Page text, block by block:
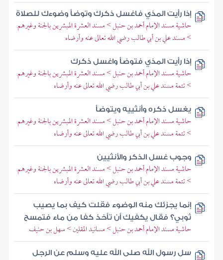
إذا رأيت المذي فاغسل ذكرك وتوضأ وضوءك للصلاة
حاشية مسند الإمام أحمد بن حنبل > مسند العشرة المبشرين بالجنة وغيرهم
> مسند علي بن أبي طالب رضي الله تعالى عنه وأرضاه
إذا رأيت المذي فتوضأ واغسل ذكرك
حاشية مسند الإمام أحمد بن حنبل > مسند العشرة المبشرين بالجنة وغيرهم
> تتمة مسند علي بن أبي طالب رضي الله تعالى عنه وأرضاه
يغسل ذكره وأنثييه ويتوضأ
حاشية مسند الإمام أحمد بن حنبل > مسند العشرة المبشرين بالجنة وغيرهم
> تتمة مسند علي بن أبي طالب رضي الله تعالى عنه وأرضاه
وجوب غسل الذكر والأنثيين
حاشية مسند الإمام أحمد بن حنبل > مسند العشرة المبشرين بالجنة وغيرهم
> تتمة مسند علي بن أبي طالب رضي الله تعالى عنه وأرضاه
إنما يجزئك منه الوضوء فقلت كيف بما يصيب
ثوبي؟ فقال يكفيك أن تأخذ كفا من ماء فتمسح
حاشية مسند الإمام أحمد بن حنبل > مسانيد المقلين > سهل بن حنيف
سل رسول الله صلى الله عليه وسلم عن الرجل